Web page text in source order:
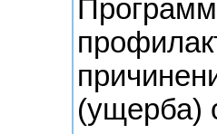
(ущерба)